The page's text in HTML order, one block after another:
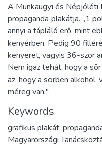
A Munkaügyi és
propaganda plakátja. „1
annyi a tápláló erő, mint
kenyérben. Pedig 90
kenyeret, vagyis 36-szor
Nem igaz tehát, hogy a
az, hogy a sörben alkohol,
méreg van."
Keywords
grafikus plakát,
Magyarországi